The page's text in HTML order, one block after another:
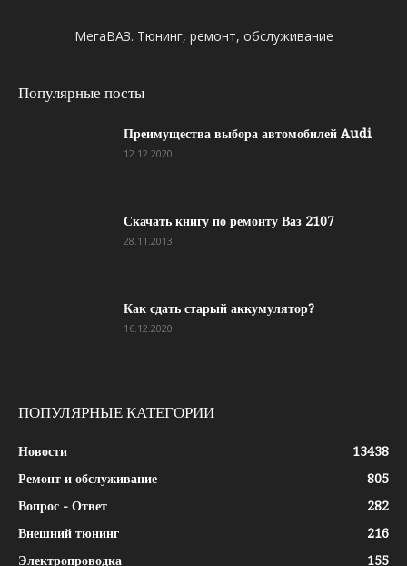
МегаВАЗ. Тюнинг, ремонт, обслуживание
Популярные посты
Преимущества выбора автомобилей Audi
12.12.2020
Скачать книгу по ремонту Ваз 2107
28.11.2013
Как сдать старый аккумулятор?
16.12.2020
ПОПУЛЯРНЫЕ КАТЕГОРИИ
Новости
13438
Ремонт и обслуживание
805
Вопрос - Ответ
282
Внешний тюнинг
216
Электропроводка
155